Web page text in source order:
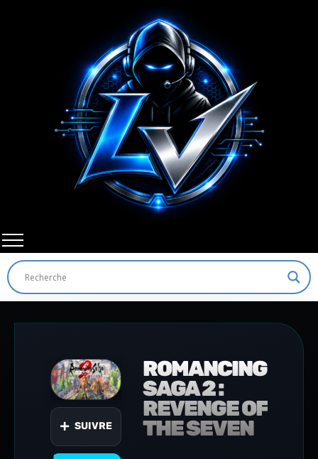
SUIVRE
ROMANCING
SAGA 2 :
REVENGE OF
THE SEVEN